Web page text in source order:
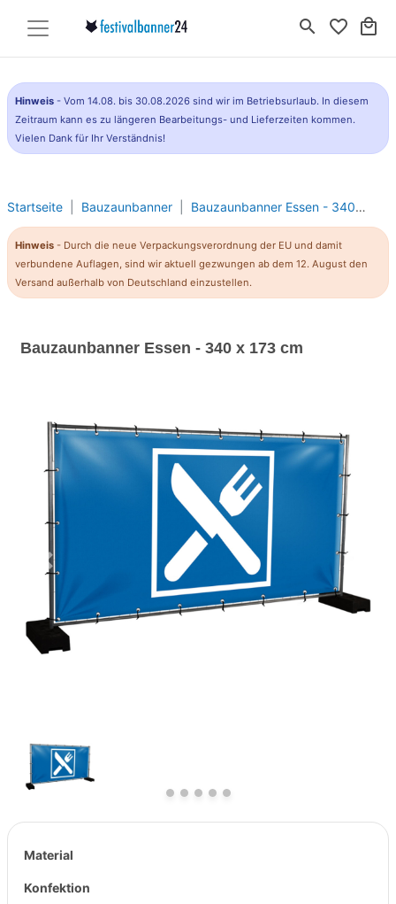
search favorite_border local_mall
Hinweis - Vom 14.08. bis 30.08.2026 sind wir im Betriebsurlaub. In diesem
Zeitraum kann es zu längeren Bearbeitungs- und Lieferzeiten kommen.
Vielen Dank für Ihr Verständnis!
Startseite Bauzaunbanner Bauzaunbanner Essen - 340 x 173 cm
Hinweis - Durch die neue Verpackungsverordnung der EU und damit
verbundene Auflagen, sind wir aktuell gezwungen ab dem 12. August den
Versand außerhalb von Deutschland einzustellen.
Bauzaunbanner Essen - 340 x 173 cm
Previous
Material
Konfektion